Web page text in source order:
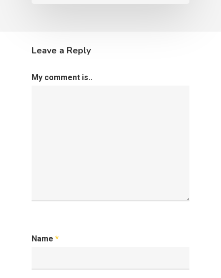
Leave a Reply
My comment is..
Name *